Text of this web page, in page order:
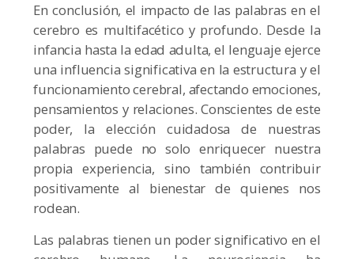
En conclusión, el impacto de las palabras en el
cerebro es multifacético y profundo. Desde la
infancia hasta la edad adulta, el lenguaje ejerce
una influencia significativa en la estructura y el
funcionamiento cerebral, afectando emociones,
pensamientos y relaciones. Conscientes de este
poder, la elección cuidadosa de nuestras
palabras puede no solo enriquecer nuestra
propia experiencia, sino también contribuir
positivamente al bienestar de quienes nos
rodean.
Las palabras tienen un poder significativo en el